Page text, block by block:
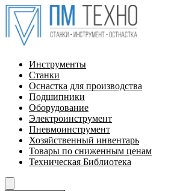
Инструменты
Станки
Оснастка для производства
Подшипники
Оборудование
Электроинструмент
Пневмоинструмент
Хозяйственный инвентарь
Товары по сниженным ценам
Техническая Библиотека